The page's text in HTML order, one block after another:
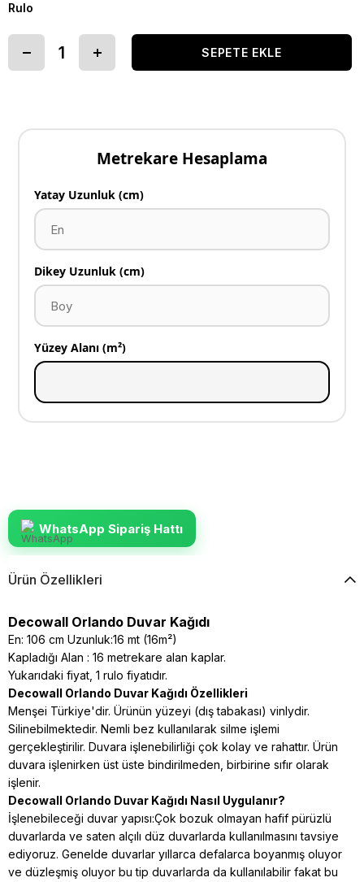
Rulo
Metrekare Hesaplama
Yatay Uzunluk (cm)
Dikey Uzunluk (cm)
Yüzey Alanı (m²)
WhatsApp Sipariş Hattı
Ürün Özellikleri
Decowall Orlando Duvar Kağıdı
En: 106 cm Uzunluk:16 mt (16m²)
Kapladığı Alan : 16 metrekare alan kaplar.
Yukarıdaki fiyat, 1 rulo fiyatıdır.
Decowall Orlando Duvar Kağıdı Özellikleri
Menşei Türkiye'dir. Ürünün yüzeyi (dış tabakası) vinlydir.
Silinebilmektedir. Nemli bez kullanılarak silme işlemi
gerçekleştirilir. Duvara işlenebilirliği çok kolay ve rahattır. Ürün
duvara işlenirken üst üste bindirilmeden, birbirine sıfır olarak
işlenir.
Decowall Orlando Duvar Kağıdı Nasıl Uygulanır?
İşlenebileceği duvar yapısı:Çok bozuk olmayan hafif pürüzlü
duvarlarda ve saten alçılı düz duvarlarda kullanılmasını tavsiye
ediyoruz. Genelde duvarlar yıllarca defalarca boyanmış oluyor
ve düzleşmiş oluyor bu tip duvarlarda da kullanılabilir fakat bu